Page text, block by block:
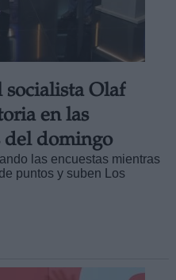
socialista Olaf
en las
del domingo
las encuestas mientras
puntos y suben Los